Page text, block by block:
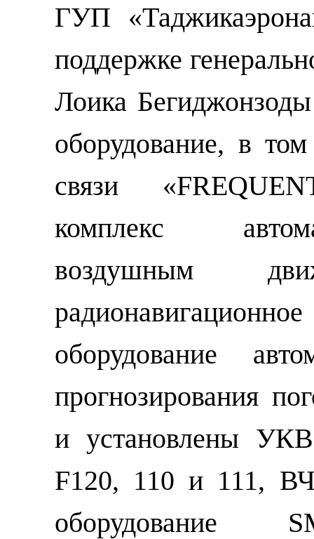
ГУП
поддержке
Лоика
оборудование, в
связи
комплекс
воздушным
оборудование
прогнозирования
и установлены
F120, 110 и 111,
оборудование